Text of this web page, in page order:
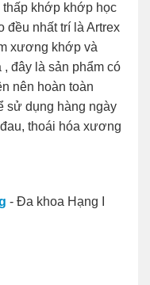
khớp khớp học
đều nhất trí là Artrex
xương khớp và
đây là sản phẩm có
nên hoàn toàn
sử dụng hàng ngày
thoái hóa xương
- Đa khoa Hạng I